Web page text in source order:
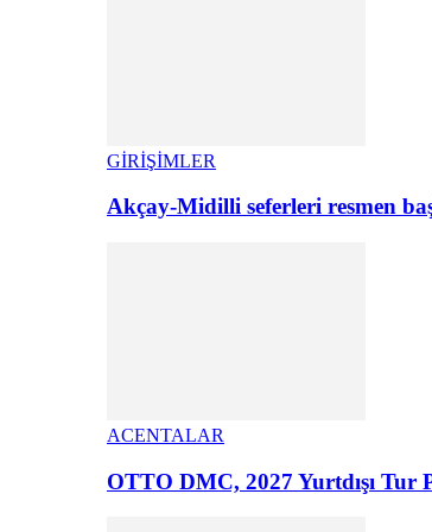
GİRİŞİMLER
Akçay-Midilli seferleri resmen
ACENTALAR
OTTO DMC, 2027 Yurtdışı Tur